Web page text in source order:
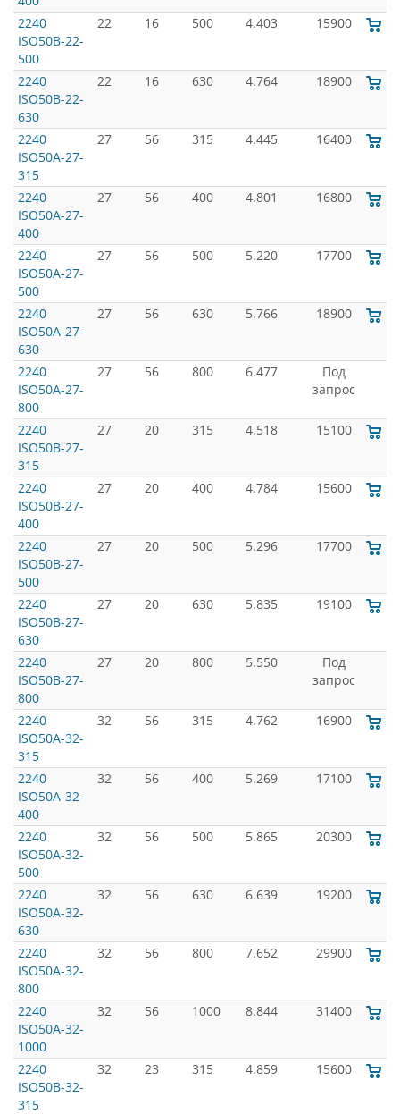
2240
ISO50B-22-
500
22 16 500 4.403 15900
2240
ISO50B-22-
630
22 16 630 4.764 18900
2240
ISO50A-27-
315
27 56 315 4.445 16400
2240
ISO50A-27-
400
27 56 400 4.801 16800
2240
ISO50A-27-
500
27 56 500 5.220 17700
2240
ISO50A-27-
630
27 56 630 5.766 18900
2240
ISO50A-27-
800
27 56 800 6.477
Под
запрос
2240
ISO50B-27-
315
27 20 315 4.518 15100
2240
ISO50B-27-
400
27 20 400 4.784 15600
2240
ISO50B-27-
500
27 20 500 5.296 17700
2240
ISO50B-27-
630
27 20 630 5.835 19100
2240
ISO50B-27-
800
27 20 800 5.550
Под
запрос
2240
ISO50A-32-
315
32 56 315 4.762 16900
2240
ISO50A-32-
400
32 56 400 5.269 17100
2240
ISO50A-32-
500
32 56 500 5.865 20300
2240
ISO50A-32-
630
32 56 630 6.639 19200
2240
ISO50A-32-
800
32 56 800 7.652 29900
2240
ISO50A-32-
1000
32 56 1000 8.844 31400
2240
ISO50B-32-
315
32 23 315 4.859 15600